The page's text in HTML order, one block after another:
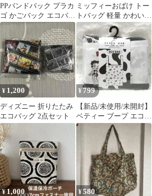
PPバンドバック プラカ
ゴ かごバック エコバッ
グ
ミッフィーおばけ トー
トバッグ 軽量 かわいい
大容量 ミッフィー おば
け
¥ 1,200
ディズニー 折りたたみ
エコバッグ 2点セット
¥799
【新品/未使用/未開封】
ベティー ブープ エコバ
ッグ Betty Boop
¥1,000 ¥580